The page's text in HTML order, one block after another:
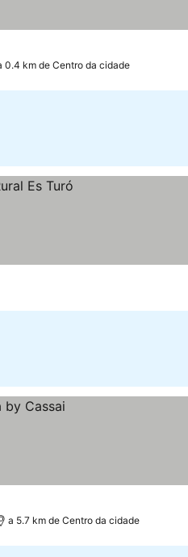
0.4 km de Centro da cidade
a 5.7 km de Centro da cidade